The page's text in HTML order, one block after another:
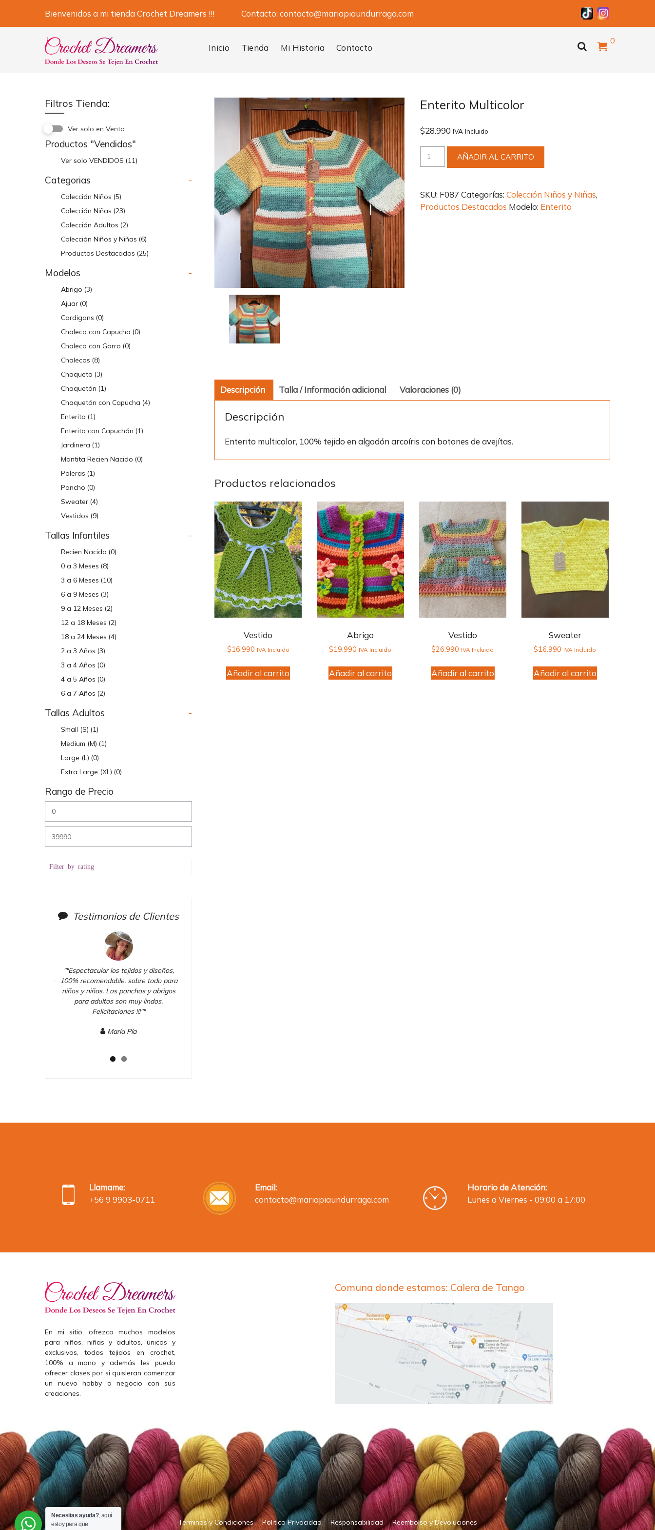
content
Bienvenidos a mi tienda Crochet Dreamers !!! Contacto:contacto@mariapiaundurraga.com
Inicio Tienda Mi Historia Contacto Search0
Filtros Tienda:
Ver solo en Venta
Productos "Vendidos"
Ver solo VENDIDOS (11)
Categorias -
Colección Niños (5)
Colección Niñas (23)
Colección Adultos (2)
Colección Niños y Niñas (6)
Productos Destacados (25)
Modelos -
Abrigo (3)
Ajuar (0)
Cardigans (0)
Chaleco con Capucha (0)
Chaleco con Gorro (0)
Chalecos (8)
Chaqueta (3)
Chaquetón (1)
Chaquetón con Capucha (4)
Enterito (1)
Enterito con Capuchón (1)
Jardinera (1)
Mantita Recien Nacido (0)
Poleras (1)
Poncho (0)
Sweater (4)
Vestidos (9)
Tallas Infantiles -
Recien Nacido (0)
0 a 3 Meses (8)
3 a 6 Meses (10)
6 a 9 Meses (3)
9 a 12 Meses (2)
12 a 18 Meses (2)
18 a 24 Meses (4)
2 a 3 Años (3)
3 a 4 Años (0)
4 a 5 Años (0)
6 a 7 Años (2)
Tallas Adultos -
Small (S) (1)
Medium (M) (1)
Large (L) (0)
Extra Large (XL) (0)
Rango de Precio
Filter by rating
Testimonios de Clientes
y en el tiempo
""Espectacular los tejidos y diseños,
100% recomendable, sobre todo para
niños y niñas. Los ponchos y abrigos
para adultos son muy lindos.
Felicitaciones !!!""
María Pía
Enterito Multicolor
$28.990 IVA Incluido
Enterito
Multicolor
AÑADIR AL CARRITO
SKU: F087 Categorías:Colección Niños y Niñas,
Productos Destacados Modelo: Enterito
Descripción Talla / Información adicional Valoraciones (0)
Descripción
Enterito multicolor, 100% tejido en algodón arcoíris con botones de avejítas.
Productos relacionados
Vestido
$16.990 IVA Incluido
Añadir al carrito
Abrigo
$19.990 IVA Incluido
Añadir al carrito
Vestido
$26.990 IVA Incluido
Añadir al carrito
Sweater
$16.990 IVA Incluido
Añadir al carrito
Llamame:
+56 9 9903-0711
Email:
contacto@mariapiaundurraga.com
Horario de Atención:
Lunes a Viernes - 09:00 a 17:00
En mi sitio, ofrezco muchos modelos
para niños, niñas y adultos, únicos y
exclusivos, todos tejidos en crochet,
100% a mano y además les puedo
ofrecer clases por si quisieran comenzar
un nuevo hobby o negocio con sus
creaciones.
Comuna donde estamos: Calera de Tango
Terminos y Condiciones Politica Privacidad Responsabilidad
Reembolso y Devoluciones
Necesitas ayuda?, aquí
estoy para que